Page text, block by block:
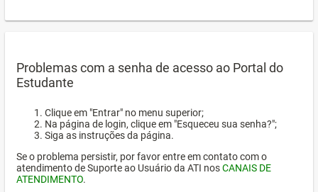
Problemas com a senha de acesso ao Portal do
Estudante
Clique em "Entrar" no menu superior;
Na página de login, clique em "Esqueceu sua senha?";
Siga as instruções da página.
Se o problema persistir, por favor entre em contato com o
atendimento de Suporte ao Usuário da ATI nosCANAIS DE
ATENDIMENTO.